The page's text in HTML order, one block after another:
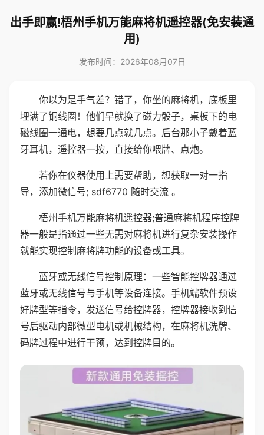
出手即赢!梧州手机万能麻将机遥控器(免安装通
用)
发布时间：2026年08月07日
你以为是手气差？错了，你坐的麻将机，底板里
埋满了铜线圈！他们早就换了磁力骰子，桌板下的电
磁线圈一通电，想要几点就几点。后台那小子戴着蓝
牙耳机，遥控器一按，直接给你喂牌、点炮。
若你在仪器使用上需要帮助，想获取一对一指
导，添加微信号; sdf6770 随时交流 。
梧州手机万能麻将机遥控器;普通麻将机程序控牌
器一般是指通过一些无需对麻将机进行复杂安装操作
就能实现控制麻将牌功能的设备或工具。
蓝牙或无线信号控制原理：一些智能控牌器通过
蓝牙或无线信号与手机等设备连接。手机端软件预设
好牌型等指令，发送信号给控牌器，控牌器接收到信
号后驱动内部微型电机或机械结构，在麻将机洗牌、
码牌过程中进行干预，达到控牌目的。